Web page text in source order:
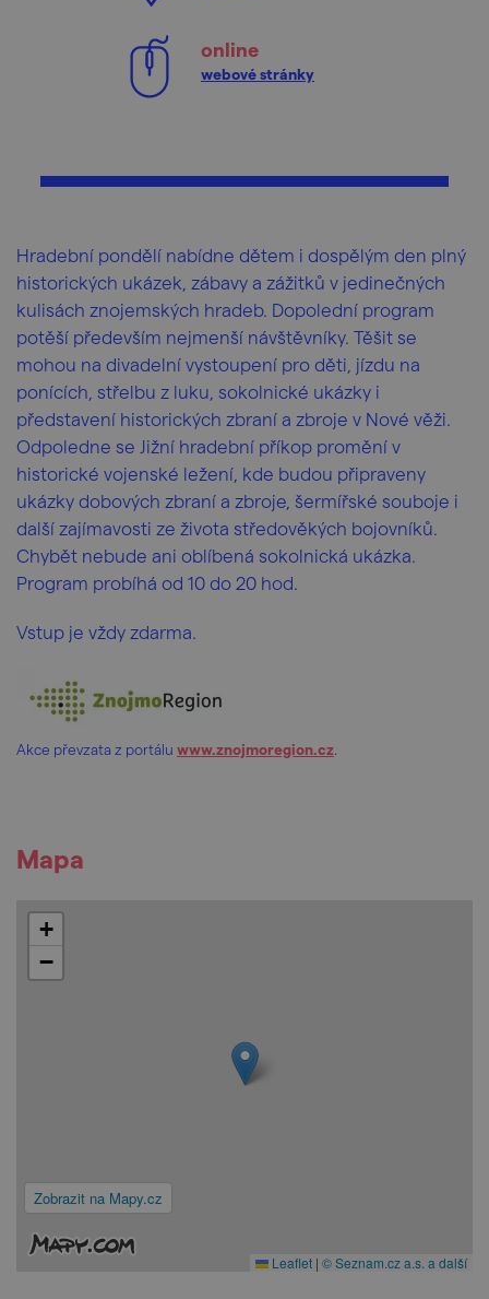
online
webové stránky
Hradební pondělí nabídne dětem i dospělým den plný
historických ukázek, zábavy a zážitků v jedinečných
kulisách znojemských hradeb. Dopolední program
potěší především nejmenší návštěvníky. Těšit se
mohou na divadelní vystoupení pro děti, jízdu na
ponících, střelbu z luku, sokolnické ukázky i
představení historických zbraní a zbroje v Nové věži.
Odpoledne se Jižní hradební příkop promění v
historické vojenské ležení, kde budou připraveny
ukázky dobových zbraní a zbroje, šermířské souboje i
další zajímavosti ze života středověkých bojovníků.
Chybět nebude ani oblíbená sokolnická ukázka.
Program probíhá od 10 do 20 hod.
Vstup je vždy zdarma.
Akce převzata z portálu www.znojmoregion.cz
Mapa
Zobrazit na Mapy.cz
+
−
Leaflet | © Seznam.cz a.s. a další